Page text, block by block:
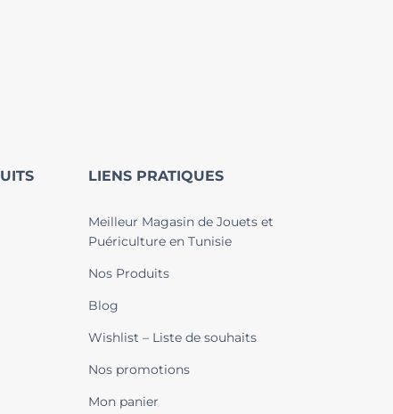
LIENS PRATIQUES
Meilleur Magasin de Jouets et
Puériculture en Tunisie
Nos Produits
Blog
Wishlist – Liste de souhaits
Nos promotions
Mon panier